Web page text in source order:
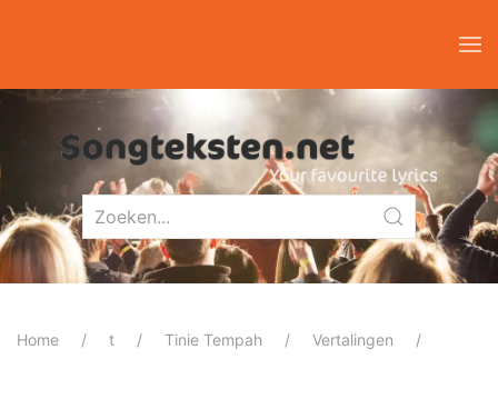
Home t Tinie Tempah Vertalingen